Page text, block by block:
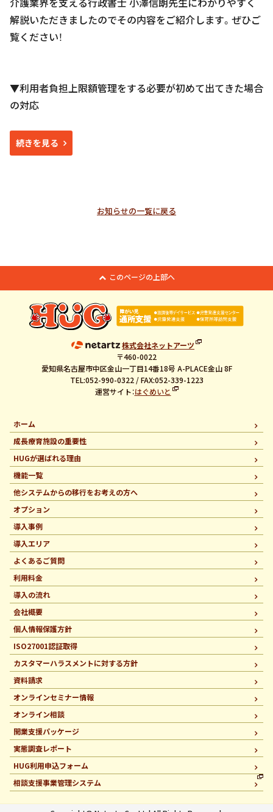
解説いただきましたのでその内容をご紹介します。ぜひご
覧ください！
▼利用者負担上限額管理をする必要が初めて出てきた場合
の対応
続きを見る
お知らせの一覧に戻る
このページの上部へ
株式会社ネットアーツ
〒460-0022
愛知県名古屋市中区金山一丁目14番18号 A-PLACE金山 8F
TEL:052-990-0322 / FAX:052-339-1223
運営サイト：はぐめいと
ホーム
成長療育施設の重要性
HUGが選ばれる理由
機能一覧
他システムからの移行をお考えの方へ
オプション
導入事例
導入エリア
よくあるご質問
利用料金
導入の流れ
会社概要
個人情報保護方針
ISO27001認証取得
カスタマーハラスメントに対する方針
資料請求
オンラインセミナー情報
オンライン相談
開業支援パッケージ
実態調査レポート
HUG利用申込フォーム
相談支援事業管理システム